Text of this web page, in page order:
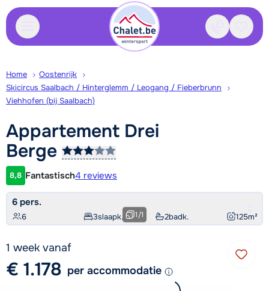
Contact
Home
Oostenrijk
Skicircus Saalbach / Hinterglemm / Leogang / Fieberbrunn
Viehhofen (bij Saalbach)
Appartement Drei
Berge
Klantwaardering
8,8 Fantastisch4 reviews
6 pers.
6 3slaapk. 2badk. 125m²
1/1
1 week vanaf
€ 1.178 per accommodatie